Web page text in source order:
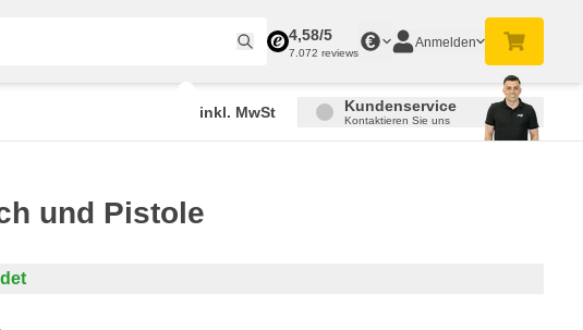
4,58/5
7.072 reviews
€ Anmelden
inkl. MwSt Kundenservice
Kontaktieren Sie uns
und Pistole